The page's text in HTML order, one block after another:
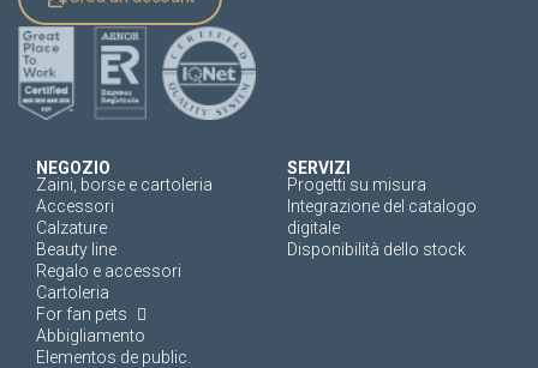
NEGOZIO
Zaini, borse e cartoleria
Accessori
Calzature
Beauty line
Regalo e accessori
Cartoleria
For fan pets
Abbigliamento
Elementos de public.
SERVIZI
Progetti su misura
Integrazione del catalogo
digitale
Disponibilità dello stock